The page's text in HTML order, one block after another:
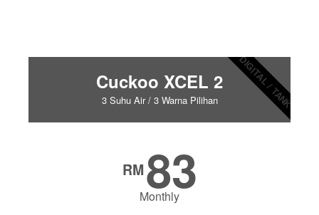
Cuckoo XCEL 2
3 Suhu Air / 3 Warna Pilihan
RM83
Monthly
DIGITAL / TANK